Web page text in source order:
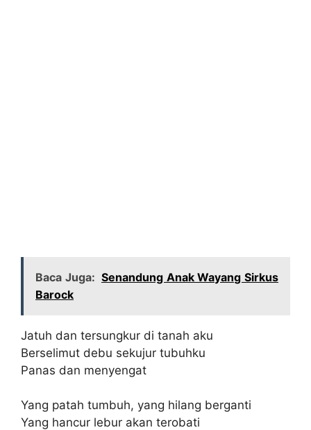
Baca Juga: Senandung Anak Wayang Sirkus
Barock
Jatuh dan tersungkur di tanah aku
Berselimut debu sekujur tubuhku
Panas dan menyengat
Yang patah tumbuh, yang hilang berganti
Yang hancur lebur akan terobati